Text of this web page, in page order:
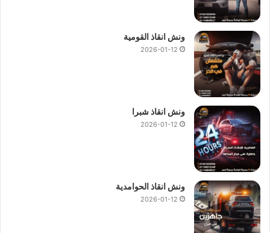
ونش انقاذ القومية
2026-01-12
ونش انقاذ شبرا
2026-01-12
ونش انقاذ الحوامدية
2026-01-12